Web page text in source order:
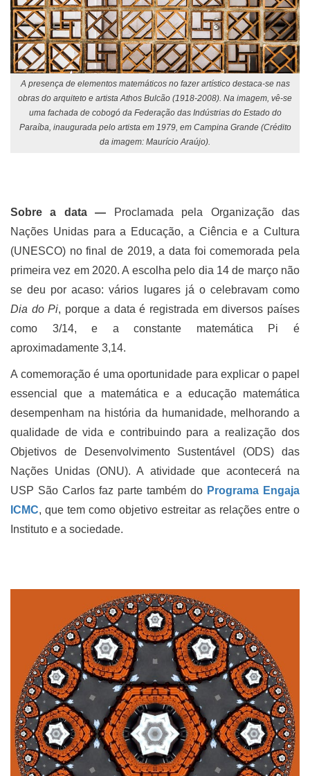
A presença de elementos matemáticos no fazer artístico destaca-se nas
obras do arquiteto e artista Athos Bulcão (1918-2008). Na imagem, vê-se
uma fachada de cobogó da Federação das Indústrias do Estado do
Paraíba, inaugurada pelo artista em 1979, em Campina Grande (Crédito
da imagem: Maurício Araújo).
Sobre a data ― Proclamada pela Organização das
Nações Unidas para a Educação, a Ciência e a Cultura
(UNESCO) no final de 2019, a data foi comemorada pela
primeira vez em 2020. A escolha pelo dia 14 de março não
se deu por acaso: vários lugares já o celebravam como
Dia do Pi, porque a data é registrada em diversos países
como 3/14, e a constante matemática Pi é
aproximadamente 3,14.
A comemoração é uma oportunidade para explicar o papel
essencial que a matemática e a educação matemática
desempenham na história da humanidade, melhorando a
qualidade de vida e contribuindo para a realização dos
Objetivos de Desenvolvimento Sustentável (ODS) das
Nações Unidas (ONU). A atividade que acontecerá na
USP São Carlos faz parte também do Programa Engaja
ICMC, que tem como objetivo estreitar as relações entre o
Instituto e a sociedade.